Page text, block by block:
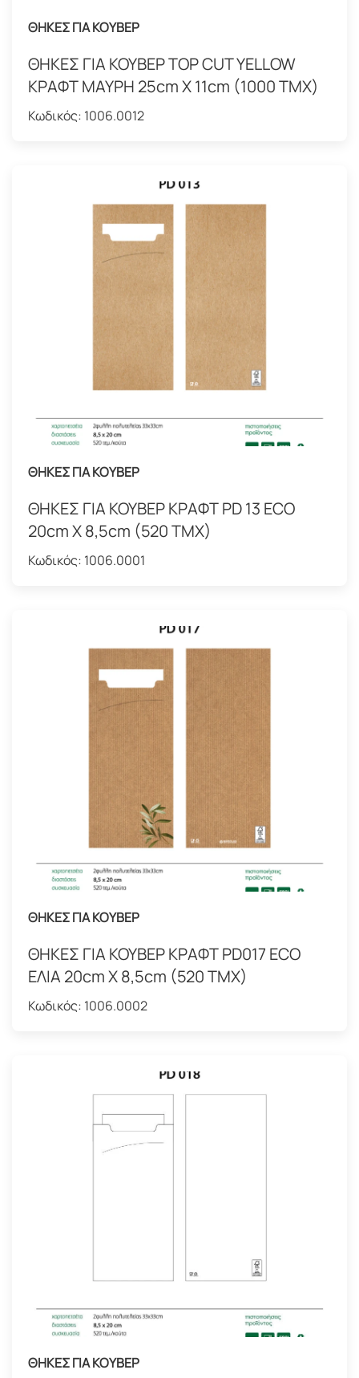
ΘΗΚΕΣ ΓΙΑ ΚΟΥΒΕΡ
ΘΗΚΕΣ ΓΙΑ ΚΟΥΒΕΡ TOP CUT YELLOW
ΚΡΑΦΤ ΜΑΥΡΗ 25cm X 11cm (1000 ΤΜΧ)
Κωδικός: 1006.0012
ΘΗΚΕΣ ΓΙΑ ΚΟΥΒΕΡ
ΘΗΚΕΣ ΓΙΑ ΚΟΥΒΕΡ ΚΡΑΦΤ PD 13 ECO
20cm X 8,5cm (520 TMX)
Κωδικός: 1006.0001
ΘΗΚΕΣ ΓΙΑ ΚΟΥΒΕΡ
ΘΗΚΕΣ ΓΙΑ ΚΟΥΒΕΡ ΚΡΑΦΤ PD017 ECO
ΕΛΙΑ 20cm X 8,5cm (520 TMX)
Κωδικός: 1006.0002
ΘΗΚΕΣ ΓΙΑ ΚΟΥΒΕΡ